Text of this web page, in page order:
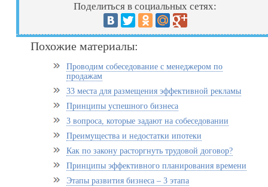
Поделиться в социальных сетях:
Похожие материалы:
Проводим собеседование с менеджером по
продажам
33 места для размещения эффективной рекламы
Принципы успешного бизнеса
3 вопроса, которые задают на собеседовании
Преимущества и недостатки ипотеки
Как по закону расторгнуть трудовой договор?
Принципы эффективного планирования времени
Этапы развития бизнеса – 3 этапа